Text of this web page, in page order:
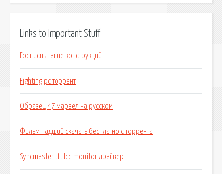
Links to Important Stuff
Гост испытание конструкций
Fighting pc торрент
Образец 47 марвел на русском
Фильм падший скачать бесплатно с торрента
Syncmaster tft lcd monitor драйвер